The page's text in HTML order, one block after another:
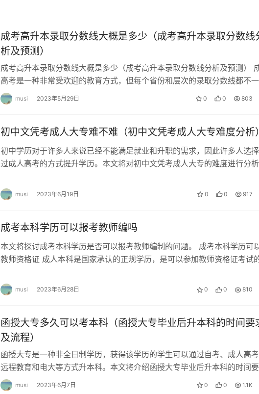
成考高升本录取分数线大概是多少（成考高升本录取分数线
析及预测）
成考高升本录取分数线大概是多少（成考高升本录取分数线分析及预测）
高考是一种非常受欢迎的教育方式，但每个省份和层次的录取分数线都不一
样。在专升本、高起专和高起本这三个层次中，录…
musi 2023年5月29日 0 0 803
初中文凭考成人大专难不难（初中文凭考成人大专难度分析）
初中学历对于许多人来说已经不能满足就业和升职的需求，因此许多人选
过成人高考的方式提升学历。本文将对初中文凭考成人大专的难度进行分析
musi 2023年6月19日 0 0 917
成考本科学历可以报考教师编吗
本文将探讨成考本科学历是否可以报考教师编制的问题。 成考本科学历可
教师资格证 成人本科是国家承认的正规学历，是可以参加教师资格证考试
musi 2023年6月28日 0 0 810
函授大专多久可以考本科（函授大专毕业后升本科的时间要
及流程）
函授大专是一种非全日制学历，获得该学历的学生可以通过自考、成人高考
远程教育和电大等方式升本科。本文将介绍函授大专毕业后升本科的时间要
和流程。 函授大专毕业后升本科的时间要求 报…
musi 2023年6月7日 0 0 1.1K